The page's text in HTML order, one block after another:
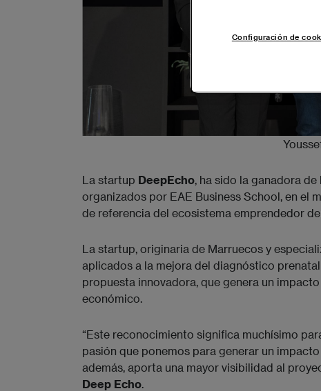
La startup DeepEcho, ha sido la ganadora
organizados por EAE Business School, en el
de referencia del ecosistema emprendedor
La startup, originaria de Marruecos y
aplicados a la mejora del diagnóstico
propuesta innovadora, que genera un
económico.
“Este reconocimiento significa muchísimo
pasión que ponemos para generar un
además, aporta una mayor visibilidad al
Deep Echo.
Configuración de